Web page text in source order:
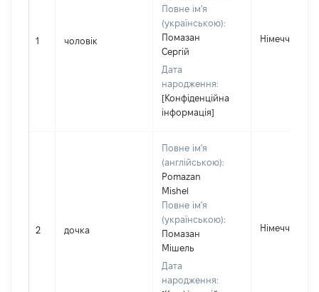
1 чоловік
Повне ім'я
(українською):
Помазан
Сергій
Дата
народження:
[Конфіденційна
інформація]
Німеччина
2 дочка
Повне ім'я
(англійською):
Pomazan
Mishel
Повне ім'я
(українською):
Помазан
Мішель
Дата
народження:
Німеччина